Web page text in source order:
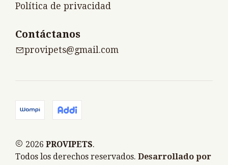
Política de privacidad
Contáctanos
provipets@gmail.com
2026 PROVIPETS.
Todos los derechos reservados. Desarrollado por